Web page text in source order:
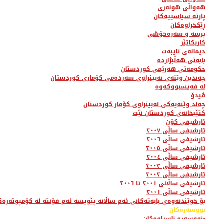
هەواڵی هونەری
پارتە سیاسییەکان
ڕێکخراوەکان
پرسە و سەرەخۆشی
کاریکاتێر
دیمانەی تایبەت
بابەتی هەڵبژاردە
حکومەتی هەرێمی کوردستان
چەندین وێنەی نەبینراوی سەردەمی کۆماری کوردستان
لە فەیسبووکەوە
ڤیدۆ
چەند وێنەیەکی نەبینراوی کۆمار کوردستان
کتێبخانەی کوردستان نێت
ئارشیفی کۆن
ئارشیفی ساڵی ٢٠٠٧
ئارشیفی ساڵی ٢٠٠٦
ئارشیفی ساڵی ٢٠٠٥
ئارشیفی ساڵی ٢٠٠٤
ئارشیفی ساڵی ٢٠٠٣
ئارشیفی ساڵی ٢٠٠٢
ئارشیفی ساڵانی ٢٠٠١ تا ٢٠٠٦
ئارشیفی ساڵی ٢٠٠١
بۆ خوێندنەوەی بابەتەکانی ئەم ساڵانە پێویسە ئەم فۆنتە لە
نووسەرەکان